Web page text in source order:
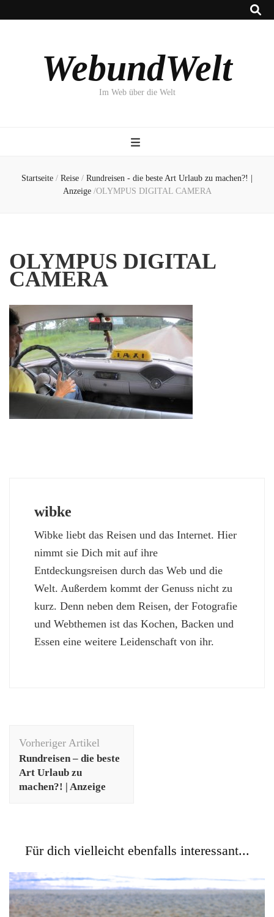
WebundWelt
Im Web über die Welt
Startseite / Reise / Rundreisen - die beste Art Urlaub zu machen?! |
Anzeige /OLYMPUS DIGITAL CAMERA
OLYMPUS DIGITAL
CAMERA
wibke
Wibke liebt das Reisen und das Internet. Hier
nimmt sie Dich mit auf ihre
Entdeckungsreisen durch das Web und die
Welt. Außerdem kommt der Genuss nicht zu
kurz. Denn neben dem Reisen, der Fotografie
und Webthemen ist das Kochen, Backen und
Essen eine weitere Leidenschaft von ihr.
Vorheriger Artikel
Rundreisen – die beste
Art Urlaub zu
machen?! | Anzeige
Für dich vielleicht ebenfalls interessant...